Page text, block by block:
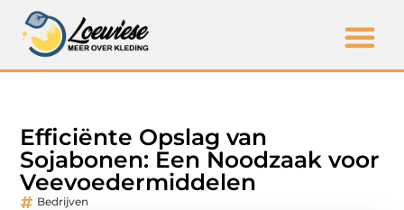
Efficiënte Opslag van
Sojabonen: Een Noodzaak voor
Veevoedermiddelen
Bedrijven